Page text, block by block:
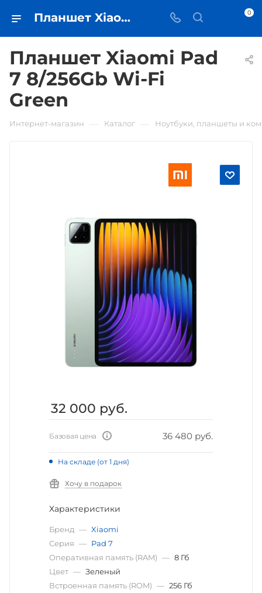
Планшет Xiaomi Pad 7 8/256Gb Wi-Fi Green • купить в Самаре - iЧехол 0
Планшет Xiaomi Pad
7 8/256Gb Wi-Fi
Green
Интернет-магазин Каталог Ноутбуки, планшеты и
32 000 руб.
Базовая цена 36 480 руб.
На складе (от 1 дня)
Хочу в подарок
Характеристики
Бренд — Xiaomi
Серия — Pad 7
Оперативная память (RAM) — 8 Гб
Цвет — Зеленый
Встроенная память (ROM) — 256 Гб